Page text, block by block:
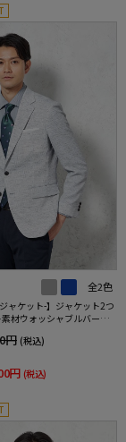
全2色
ャケット-】ジャケット2つ
材ウォッシャブルバーズ
円 (税込)
円 (税込)